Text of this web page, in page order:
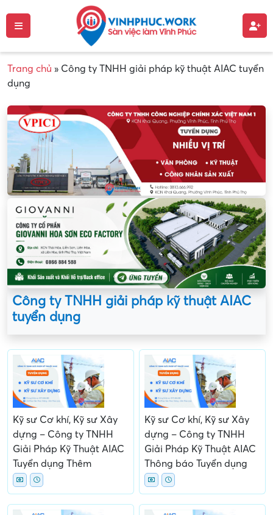
Trang chủ » Công ty TNHH giải pháp kỹ thuật AIAC tuyển
dụng
Công ty TNHH giải pháp kỹ thuật AIAC
tuyển dụng
Kỹ sư Cơ khí, Kỹ sư Xây
dựng – Công ty TNHH
Giải Pháp Kỹ Thuật AIAC
Tuyển dụng Thêm
Kỹ sư Cơ khí, Kỹ sư Xây
dựng – Công ty TNHH
Giải Pháp Kỹ Thuật AIAC
Thông báo Tuyển dụng